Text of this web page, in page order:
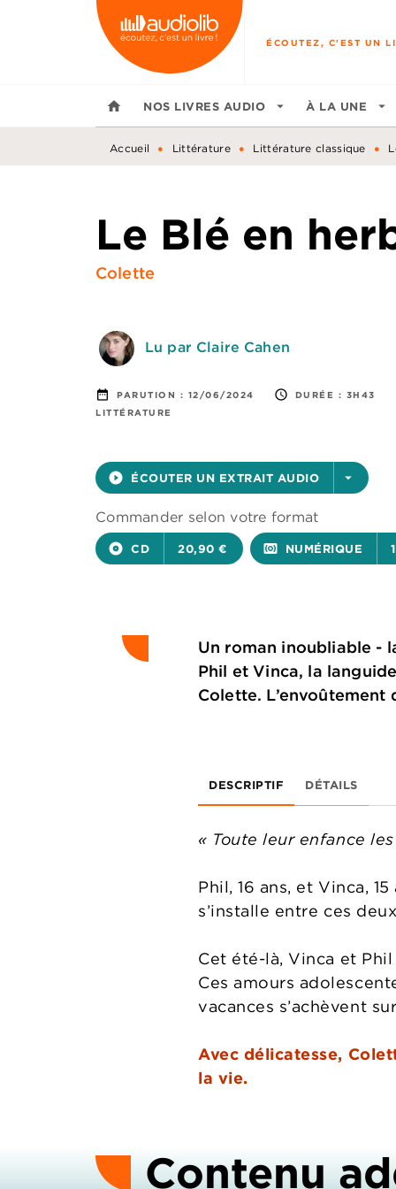
MENU RECHERCHE
ÉCOUTEZ, C'EST UN
home NOS LIVRES AUDIO arrow_drop_down À LA UNE arrow_drop_down
Accueil • Littérature • Littérature classique •
Le Blé en
Colette
Lu par Claire Cahen
date_range PARUTION : 12/06/2024 access_time DURÉE : 3H43
LITTÉRATURE
play_circle_filled ÉCOUTER UN EXTRAIT AUDIO arrow_drop_down
Commander selon votre format
album CD 20,90 € surround_sound NUMÉRIQUE
Un roman inoubliable -
Phil et Vinca, la
Colette. L’envoûtement
DESCRIPTIF DÉTAILS
« Toute leur enfance
Phil, 16 ans, et Vinca,
s’installe entre ces
Cet été-là, Vinca et
Ces amours
vacances s’achèvent
Avec délicatesse,
la vie.
Contenu